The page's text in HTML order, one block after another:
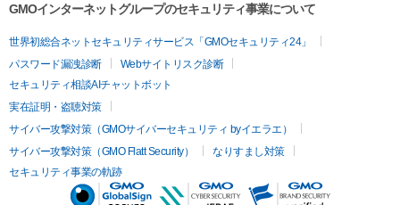
GMOインターネットグループのセキュリティ事業について
世界初総合ネットセキュリティサービス「GMOセキュリティ24」
パスワード漏洩診断
Webサイトリスク診断
セキュリティ相談AIチャットボット
実在証明・盗聴対策
サイバー攻撃対策（GMOサイバーセキュリティ byイエラエ）
サイバー攻撃対策（GMO Flatt Security）
なりすまし対策
セキュリティ事業の軌跡